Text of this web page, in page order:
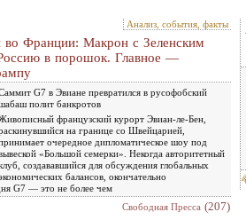
Анализ, события, факты
Франции: Макрон с Зеленским
Россию в порошок. Главное —
G7 в Эвиане превратился в русофобский
полит банкротов
французский курорт Эвиан-ле-Бен,
на границе со Швейцарией,
очередное дипломатическое шоу под
«Большой семерки». Некогда авторитетный
создававшийся для обсуждения глобальных
балансов, окончательно
G7 — это не более чем
Свободная Пресса (207)